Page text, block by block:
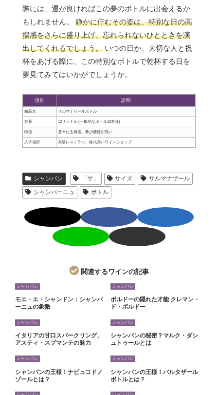
際には、運が良ければこの夢のボトルに出会えるか
もしれません。 静かに佇むその姿は、特別な日の高
揚感をさらに盛り上げ、忘れられないひとときを演
出してくれるでしょう。 いつの日か、大切な人と祝
杯をあげる際に、この特別なボトルで乾杯する日を
夢見てみてはいかがでしょうか。
項目 説明
商品名 サルマナザールボトル
容量 12リットル (一般的なボトル12本分)
特徴 堂々たる風格、希少価値が高い
入手場所 高級レストラン、格式高いワインショップ
シャンパン 「サ」 サイズ
サルマナザール
シャンパーニュ
ボトル
関連するワインの記事
シャンパン
モエ・エ・シャンドン：シャンパ
ーニュの象徴
シャンパン
ボルドーの隠れた才能 クレマン・
ド・ボルドー
シャンパン
イタリアの甘口スパークリング、
アスティ・スプマンテの魅力
シャンパン
シャンパンの秘密？マルク・ダシ
ュトゥールとは
シャンパン
シャンパンの王様！ナビュコドノ
ゾールとは？
シャンパン
シャンパンの王様！バルタザール
ボトルとは？